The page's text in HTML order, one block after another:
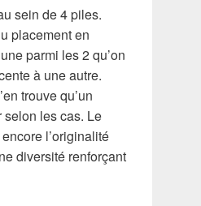
sein de 4 piles.
placement en
parmi les 2 qu’on
à une autre.
trouve qu’un
selon les cas. Le
l’originalité
diversité renforçant